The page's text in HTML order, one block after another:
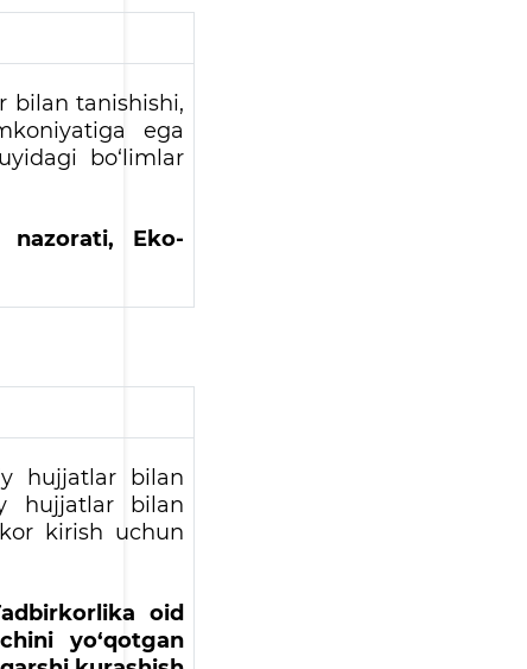
bilan tanishishi,
ega
bo‘limlar
nazorati, Eko-
hujjatlar bilan
hujjatlar bilan
kirish uchun
oid
yo‘qotgan